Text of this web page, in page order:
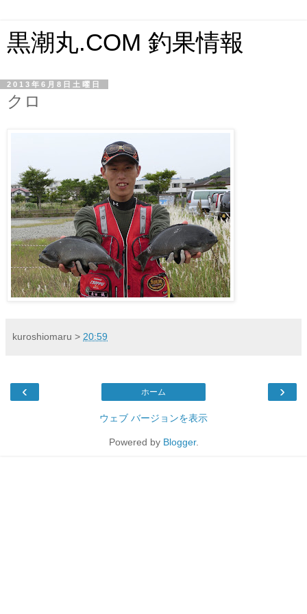
黒潮丸.COM 釣果情報
2013年6月8日土曜日
クロ
kuroshiomaru > 20:59
‹ ›
ホーム
ウェブ バージョンを表示
Powered by Blogger.